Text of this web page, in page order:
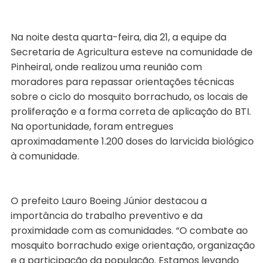
Na noite desta quarta-feira, dia 21, a equipe da
Secretaria de Agricultura esteve na comunidade de
Pinheiral, onde realizou uma reunião com
moradores para repassar orientações técnicas
sobre o ciclo do mosquito borrachudo, os locais de
proliferação e a forma correta de aplicação do BTI.
Na oportunidade, foram entregues
aproximadamente 1.200 doses do larvicida biológico
à comunidade.
O prefeito Lauro Boeing Júnior destacou a
importância do trabalho preventivo e da
proximidade com as comunidades. “O combate ao
mosquito borrachudo exige orientação, organização
e a participação da população. Estamos levando